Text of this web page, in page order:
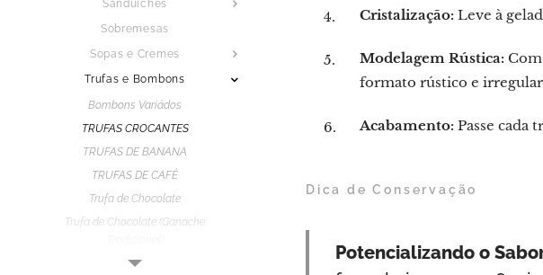
Sanduíches
Sobremesas
Sopas e Cremes
Trufas e Bombons
Bombons Variádos
TRUFAS CROCANTES
TRUFAS DE BANANA
TRUFAS DE CAFÉ
Trufa de Chocolate
Trufa de Chocolate (Ganache
Trufa de Morango
Cristalização: Leve à
Modelagem Rústica:
formato rústico e irregular
Acabamento: Passe cada
Dica de Conservação
Potencializando o